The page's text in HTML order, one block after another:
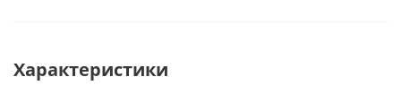
Характеристики